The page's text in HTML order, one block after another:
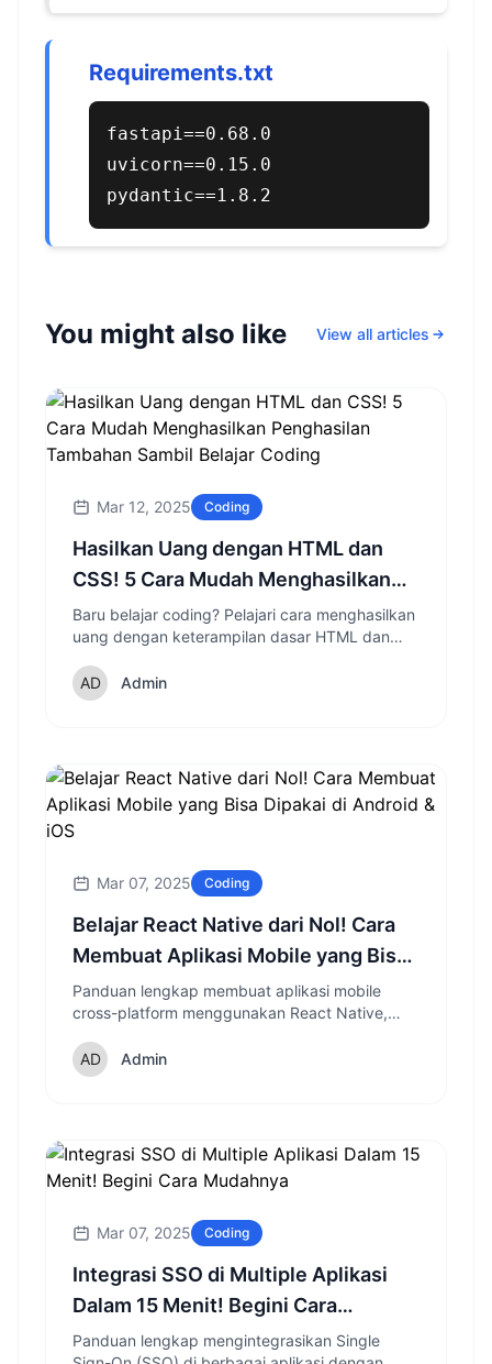
Requirements.txt
fastapi==0.68.0
uvicorn==0.15.0
pydantic==1.8.2
You might also like View all articles
Mar 12, 2025 Coding
Hasilkan Uang dengan HTML dan
CSS! 5 Cara Mudah Menghasilkan
Penghasilan Tambahan Sambil
Belajar Coding
Baru belajar coding? Pelajari cara menghasilkan
uang dengan keterampilan dasar HTML dan
bahasa programming lanjutan.
Admin
Mar 07, 2025 Coding
Belajar React Native dari Nol! Cara
Membuat Aplikasi Mobile yang Bisa
Dipakai di Android & iOS
Panduan lengkap membuat aplikasi mobile
cross-platform menggunakan React Native,
Store dan App Store.
Admin
Mar 07, 2025 Coding
Integrasi SSO di Multiple Aplikasi
Dalam 15 Menit! Begini Cara
Mudahnya
Panduan lengkap mengintegrasikan Single